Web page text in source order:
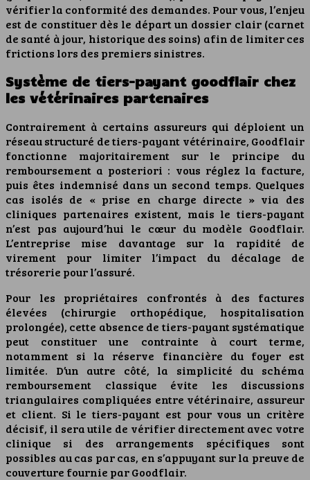
vérifier la conformité des demandes. Pour vous, l’enjeu
est de constituer dès le départ un dossier clair (carnet
de santé à jour, historique des soins) afin de limiter ces
frictions lors des premiers sinistres.
Système de tiers-payant goodflair chez
les vétérinaires partenaires
Contrairement à certains assureurs qui déploient un
réseau structuré de tiers-payant vétérinaire, Goodflair
fonctionne majoritairement sur le principe du
remboursement a posteriori : vous réglez la facture,
puis êtes indemnisé dans un second temps. Quelques
cas isolés de « prise en charge directe » via des
cliniques partenaires existent, mais le tiers-payant
n’est pas aujourd’hui le cœur du modèle Goodflair.
L’entreprise mise davantage sur la rapidité de
virement pour limiter l’impact du décalage de
trésorerie pour l’assuré.
Pour les propriétaires confrontés à des factures
élevées (chirurgie orthopédique, hospitalisation
prolongée), cette absence de tiers-payant systématique
peut constituer une contrainte à court terme,
notamment si la réserve financière du foyer est
limitée. D’un autre côté, la simplicité du schéma
remboursement classique évite les discussions
triangulaires compliquées entre vétérinaire, assureur
et client. Si le tiers-payant est pour vous un critère
décisif, il sera utile de vérifier directement avec votre
clinique si des arrangements spécifiques sont
possibles au cas par cas, en s’appuyant sur la preuve de
couverture fournie par Goodflair.